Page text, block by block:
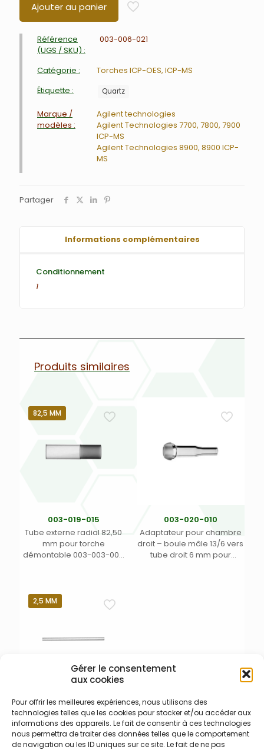
Gérer le consentement
aux cookies
Pour offrir les meilleures expériences, nous utilisons des
technologies telles que les cookies pour stocker et/ou accéder aux
informations des appareils. Le fait de consentir à ces technologies
nous permettra de traiter des données telles que le comportement
de navigation ou les ID uniques sur ce site. Le fait de ne pas
Ajouter au panier
Référence
(UGS / SKU) :
003-006-021
Catégorie :
Torches ICP-OES, ICP-MS
Étiquette :
Quartz
Marque /
modèles :
Agilent technologies
Agilent Technologies 7700, 7800, 7900
ICP-MS
Agilent Technologies 8900, 8900 ICP-
MS
Partager
Informations complémentaires
Conditionnement
1
Produits similaires
82,5 MM
003-019-015
Tube externe radial 82,50
mm pour torche
démontable 003-003-005
003-020-010
Adaptateur pour chambre
droit – boule mâle 13/6 vers
tube droit 6 mm pour
2,5 MM
003-004-029 – Injecteur
quartz 2,5 Jobin Yvon
Injecteur quartz cylindrique
de diamètre interne de 2,5